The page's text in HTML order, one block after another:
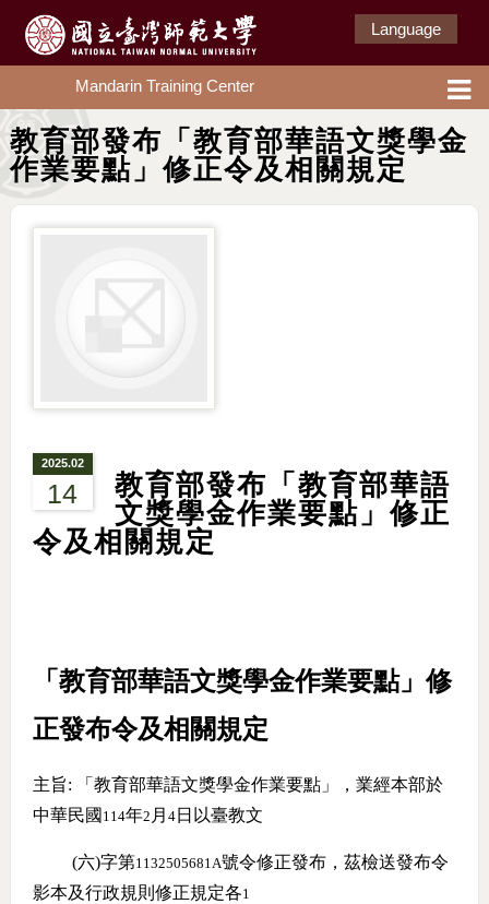
Language
Mandarin Training Center
教育部發布「教育部華語文獎學金
作業要點」修正令及相關規定
2025.02
14
教育部發布「教育部華語
文獎學金作業要點」修正
令及相關規定
「 教育部華語文獎學金作業要點」修
正發布令及相關規定
主旨: 「 教育部華語文獎學金作業要點」，業經本部於
中華民國 114年2 月 4日以臺教文
(六)字第1132505681A號令修正發布，茲檢送發布令
影本及行政規則修正規定各1